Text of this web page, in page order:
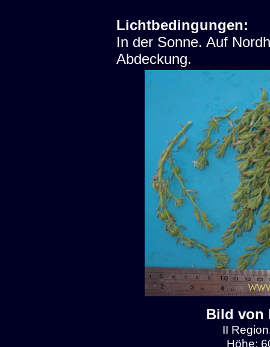
Lichtbedingungen:
In der Sonne. Auf
Abdeckung.
Bild von
II
Höhe: